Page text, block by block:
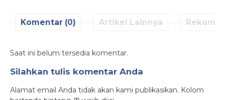
Komentar (0) Artikel Lainnya
Saat ini belum tersedia komentar.
Silahkan tulis komentar Anda
Alamat email Anda tidak akan kami publikasikan. Kolom